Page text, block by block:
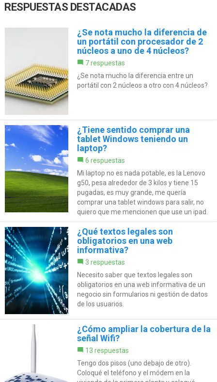
RESPUESTAS DESTACADAS
¿Se nota mucho la diferencia de
un portátil con procesador de 2
núcleos a uno de 4 núcleos?
7 respuestas
¿Se nota mucho la diferencia entre un
portátil con 2 núcleos a otro con 4 núcleos?
¿Tiene sentido comprar una
tablet Windows teniendo un
laptop?
6 respuestas
Mi laptop no es nada potable, es la Lenovo
g50, pesa alrededor de 3 kilos y tiene 15
pugadas, es muy grande, me quería
comprar una tablet windows para salir, no
quiero que me mencionen que use un ipad.
¿Qué textos legales son
obligatorios en una web
informativa?
3 respuestas
Necesito saber que textos legales son
obligatorios en una web informativa de un
negocio sin formularios ni gestión de datos
de los usuarios.
¿Cómo ampliar la cobertura de la
señal Wifi?
13 respuestas
Tengo dos pisos (uno debajo de otro).
Coloqué el teléfono y el módem en la